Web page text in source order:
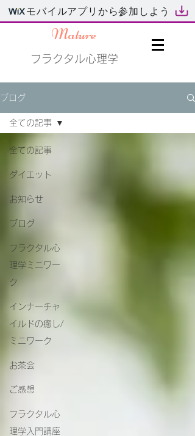
モバイルアプリから参加しよう
Mature
フラクタル心理学
ブログ
全ての記事
ダイエット
お知らせ
ブログ
フラクタル心
理学ミニワー
ク
インナーチャ
イルドの癒し/
ミニワーク
お茶会
ご感想
フラクタル心
理学入門講座
全ての記事